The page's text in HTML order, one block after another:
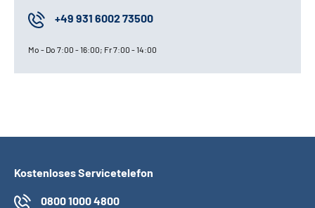
+49 931 6002 73500
Mo - Do 7:00 - 16:00; Fr 7:00 - 14:00
Kostenloses Servicetelefon
0800 1000 4800